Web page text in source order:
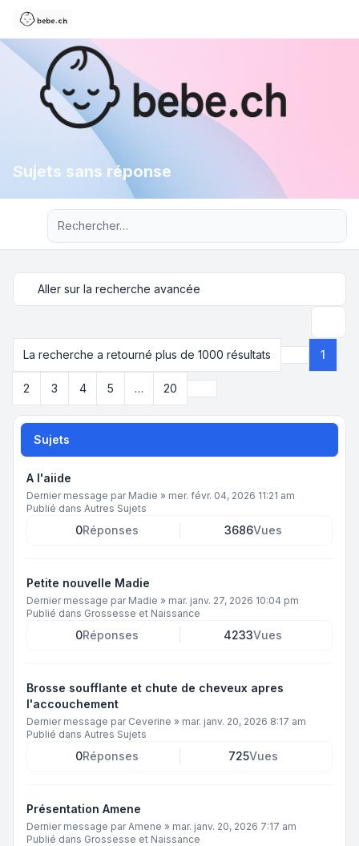
Sujets sans réponse
Recherche avancée
Aller sur la recherche avancée
La recherche a retourné plus de 1000 résultats
Page 1
1
2 3 4 5 … 20
Sujets
A l'aiide
Dernier message par Madie » mer. févr. 04, 2026 11:21 am
Publié dans Autres Sujets
0Réponses 3686Vues
Petite nouvelle Madie
Dernier message par Madie » mar. janv. 27, 2026 10:04 pm
Publié dans Grossesse et Naissance
0Réponses 4233Vues
Brosse soufflante et chute de cheveux apres
l'accouchement
Dernier message par Ceverine » mar. janv. 20, 2026 8:17 am
Publié dans Autres Sujets
0Réponses 725Vues
Présentation Amene
Dernier message parAmene » mar. janv. 20, 2026 7:17 am
Publié dans Grossesse et Naissance